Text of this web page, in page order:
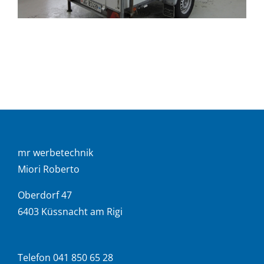
mr werbetechnik
Miori Roberto
Oberdorf 47
6403 Küssnacht am Rigi
Telefon 041 850 65 28